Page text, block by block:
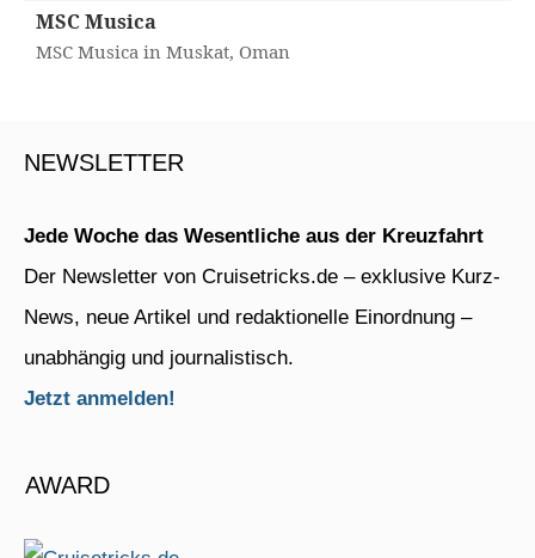
MSC Musica
MSC Musica in Muskat, Oman
NEWSLETTER
Jede Woche das Wesentliche aus der Kreuzfahrt
Der Newsletter von Cruisetricks.de – exklusive Kurz-
News, neue Artikel und redaktionelle Einordnung –
unabhängig und journalistisch.
Jetzt anmelden!
AWARD